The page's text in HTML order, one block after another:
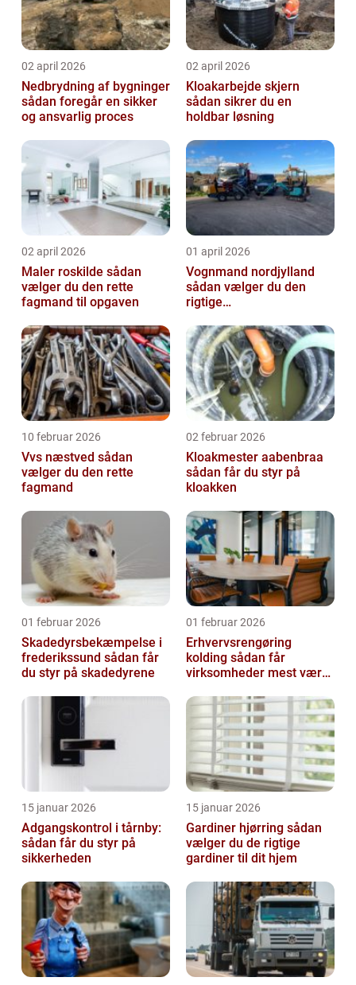
02 april 2026
Nedbrydning af bygninger
sådan foregår en sikker
og ansvarlig proces
02 april 2026
Kloakarbejde skjern
sådan sikrer du en
holdbar løsning
02 april 2026
Maler roskilde sådan
vælger du den rette
fagmand til opgaven
01 april 2026
Vognmand nordjylland
sådan vælger du den
rigtige
10 februar 2026
Vvs næstved sådan
vælger du den rette
fagmand
02 februar 2026
Kloakmester aabenbraa
sådan får du styr på
kloakken
01 februar 2026
Skadedyrsbekæmpelse i
frederikssund sådan får
du styr på skadedyrene
01 februar 2026
Erhvervsrengøring
kolding sådan får
virksomheder mest værdi
15 januar 2026
Adgangskontrol i tårnby:
sådan får du styr på
sikkerheden
15 januar 2026
Gardiner hjørring sådan
vælger du de rigtige
gardiner til dit hjem